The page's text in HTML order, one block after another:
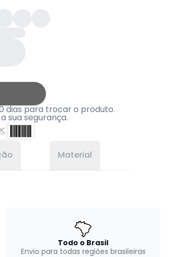
dias para trocar o produto.
sua segurança.
Material
Todo o Brasil
Envio para todas regiões brasileiras